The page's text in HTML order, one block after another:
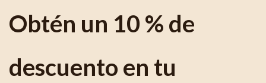
Obtén un 10 % de
descuento en tu